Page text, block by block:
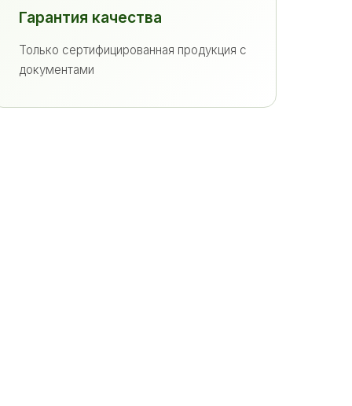
Гарантия качества
Только сертифицированная продукция с
документами